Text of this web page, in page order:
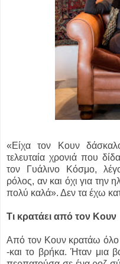
«Είχα τον Κουν
τελευταία χρονιά που
τον Γυάλινο Κόσμο,
ρόλος, αν και όχι για την
πολύ καλά». Δεν τα έχω
Τι κρατάει από τον Κουν
Από τον Κουν κρατάω
-και το βρήκα. Ήταν μια